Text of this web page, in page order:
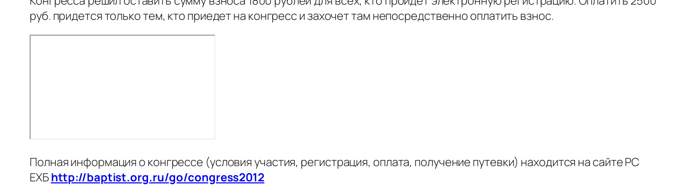
руб. придется только тем, кто приедет на конгресс и захочет там непосредственно оплатить взнос.
Полная информация о конгрессе (условия участия, регистрация, оплата, получение путевки) находится на сайте РС
ЕХБhttp://baptist.org.ru/go/congress2012